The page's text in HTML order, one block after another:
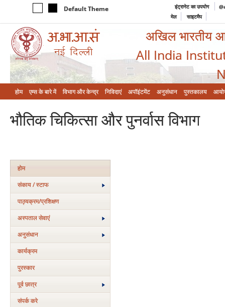
Default Theme इंट्रानेट का उपयोग
मेल
साइटमैप
अखिल भारतीय
All India
होम एम्‍स के बारे में विभाग और केन्‍द्र निविदाएं अपॉइंटमेंट अनुसंधान पुस्तकालय
भौतिक चिकित्सा और पुनर्वास विभाग
होम
संकाय / स्टाफ
पाठ्यक्रम/प्रशिक्षण
अस्‍पताल सेवाएं
अनुसंधान
कार्यक्रम
पुरस्‍कार
पूर्व छात्र
संपर्क करे